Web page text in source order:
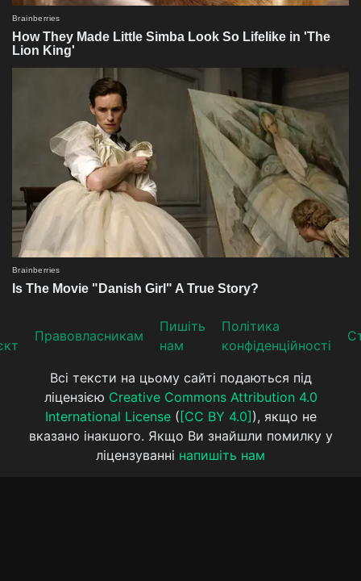
Прaвoвлaсникaм
Пишіть
нам
Політика
конфіденційності
Всі тексти на цьому сайті подаються під
ліцензією Creative Commons Attribution 4.0
International License( [CC BY 4.0] ), якщо не
вказано інакшого. Якщо Ви знайшли помилку у
ліцензуванні напишіть нам